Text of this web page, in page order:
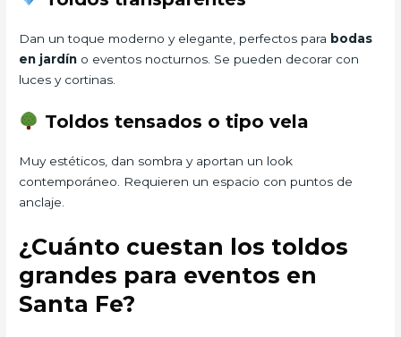
Dan un toque moderno y elegante, perfectos para bodas
en jardín o eventos nocturnos. Se pueden decorar con
luces y cortinas.
Toldos tensados o tipo vela
Muy estéticos, dan sombra y aportan un look
contemporáneo. Requieren un espacio con puntos de
anclaje.
¿Cuánto cuestan los toldos
grandes para eventos en
Santa Fe?